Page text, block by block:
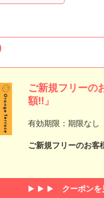
ご新規フリーの
額!!」
有効期限：期限なし
ご新規フリーのお
クーポンを